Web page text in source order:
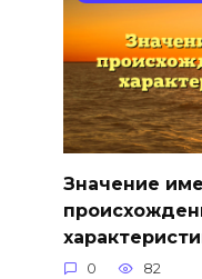
Значение
0 82